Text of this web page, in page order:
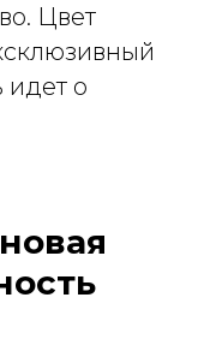
Цвет
идет о